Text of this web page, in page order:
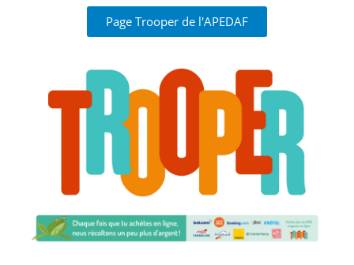
Page Trooper de l'APEDAF